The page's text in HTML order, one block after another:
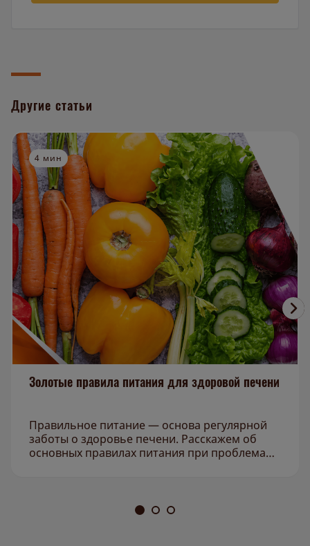
Другие статьи
4 мин
Золотые правила питания для здоровой печени
Правильное питание — основа регулярной
заботы о здоровье печени. Расскажем об
основных правилах питания при проблемах с